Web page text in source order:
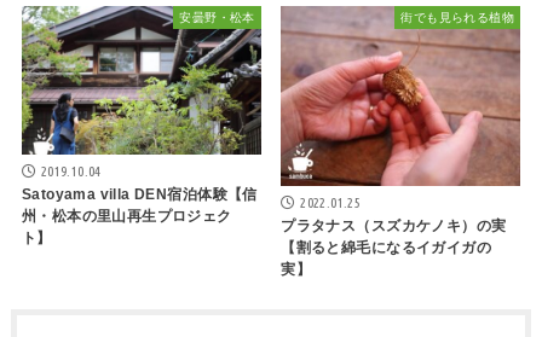
安曇野・松本
2019.10.04
Satoyama villa DEN宿泊体験【信
州・松本の里山再生プロジェク
ト】
街でも見られる植物
2022.01.25
プラタナス（スズカケノキ）の実
【割ると綿毛になるイガイガの
実】